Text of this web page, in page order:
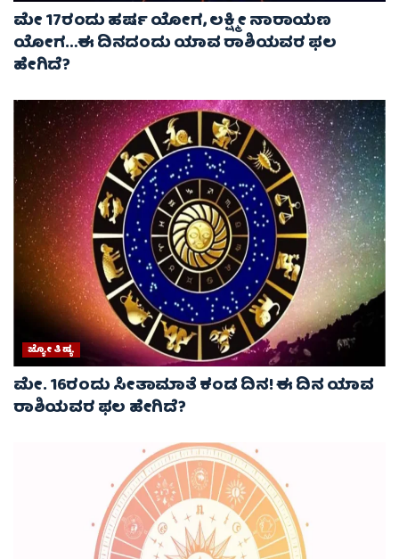
ಮೇ 17ರಂದು ಹರ್ಷ ಯೋಗ, ಲಕ್ಷ್ಮೀ ನಾರಾಯಣ
ಯೋಗ…ಈ ದಿನದಂದು ಯಾವ ರಾಶಿಯವರ ಫಲ
ಹೇಗಿದೆ?
ಜ್ಯೋತಿಷ್ಯ
ಮೇ. 16ರಂದು ಸೀತಾಮಾತೆ ಕಂಡ ದಿನ! ಈ ದಿನ ಯಾವ
ರಾಶಿಯವರ ಫಲ ಹೇಗಿದೆ?